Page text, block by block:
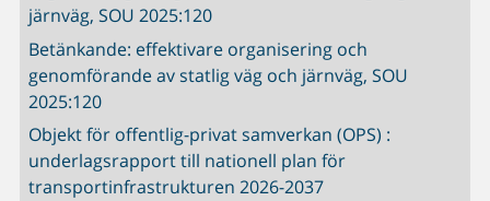
järnväg, SOU 2025:120
Betänkande: effektivare organisering och
genomförande av statlig väg och järnväg, SOU
2025:120
Objekt för offentlig-privat samverkan (OPS) :
underlagsrapport till nationell plan för
transportinfrastrukturen 2026-2037